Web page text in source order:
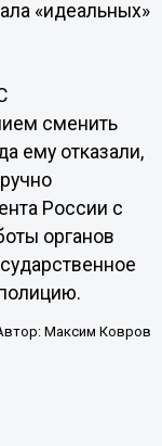
«идеальных»
сменить
ему отказали,
России с
органов
Максим Ковров